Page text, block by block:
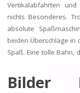
Vertikalabfahrten
nichts Besonderes.
absolute
beiden Überschläge in
Spaß. Eine tolle Bahn,
Bilder